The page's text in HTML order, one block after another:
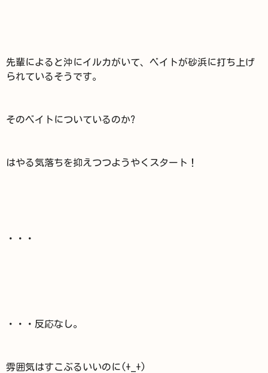
先輩によると沖にイルカがいて、ベイトが砂浜に打ち上げ
られているそうです。
そのベイトについているのか?
はやる気落ちを抑えつつようやくスタート！
・・・
・・・反応なし。
雰囲気はすこぶるいいのに(+_+)